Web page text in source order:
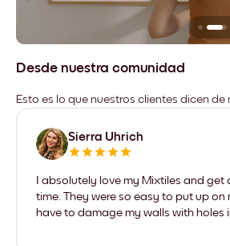
Desde nuestra comunidad
Esto es lo que nuestros clientes dicen de
Sierra Uhrich
I absolutely love my Mixtiles and
time. They were so easy to put up
have to damage my walls with holes